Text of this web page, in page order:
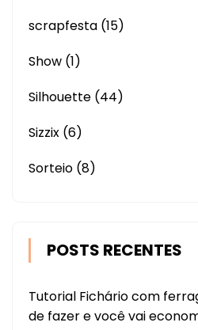
scrapfesta (15)
Show (1)
Silhouette (44)
Sizzix (6)
Sorteio (8)
POSTS RECENTES
Tutorial Fichário com
de fazer e você vai